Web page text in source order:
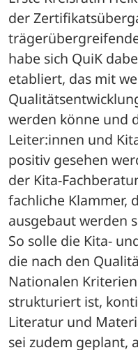
der
habe sich QuiK
etabliert, das mit
werden könne und
Leiter:innen und
positiv gesehen
der Kita-
fachliche Klammer,
ausgebaut werden
So solle die Kita-
die nach den
Nationalen
strukturiert ist,
Literatur und
sei zudem geplant,